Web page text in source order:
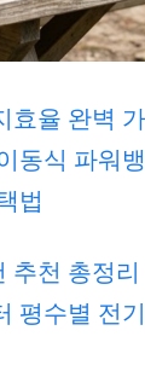
효율 완벽
동식 파워
법
추천 총정
평수별 전